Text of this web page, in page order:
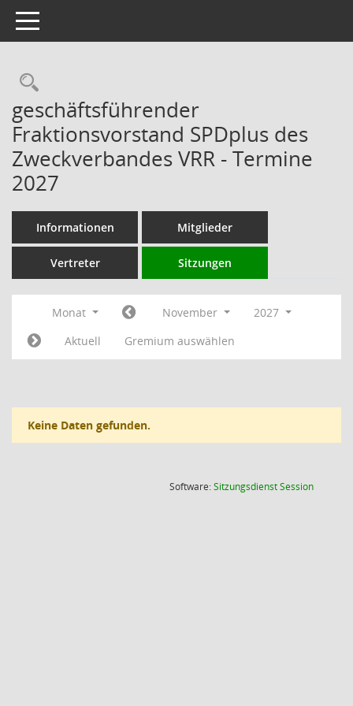
Toggle navigation
Rechercheauswahl
geschäftsführender
Fraktionsvorstand SPDplus des
Zweckverbandes VRR - Termine
2027
Informationen Mitglieder
Vertreter Sitzungen
Monat November
2027
Aktuell
Gremium auswählen
Keine Daten gefunden.
Software:SitzungsdienstSession(Wird in